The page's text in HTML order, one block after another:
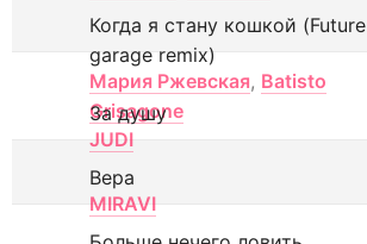
Когда я стану кошкой (Future
garage remix)
Мария Ржевская, Batisto
Grisagone
За душу
JUDI
Вера
MIRAVI